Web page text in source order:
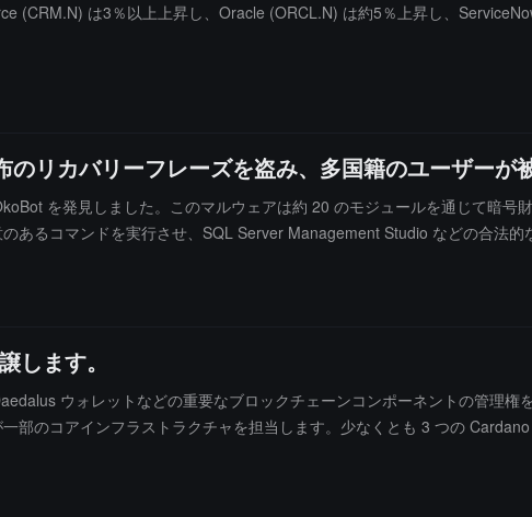
(CRM.N) は3％以上上昇し、Oracle (ORCL.N) は約5％上昇し、
リカバリーフレーズを盗み、多国籍のユーザーが
を発見しました。このマルウェアは約 20 のモジュールを通じて暗号
あるコマンドを実行させ、SQL Server Management Studio などの合法
ワードを追跡し、ウィンドウの動画を録画します。攻撃者が助記語を取
します。
ウォレットなどの重要なブロックチェーンコンポーネントの管理権
部のコアインフラストラクチャを担当します。少なくとも 3 つの
」と定義しています。